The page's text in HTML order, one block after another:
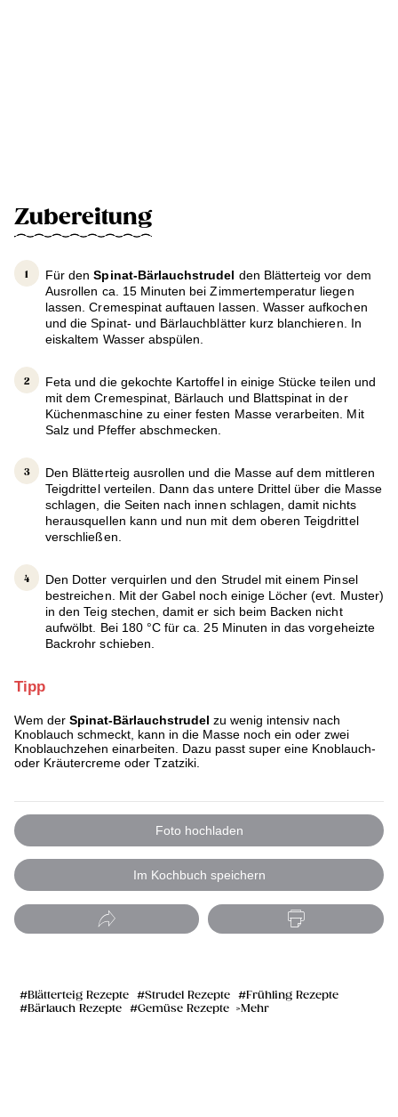
Zubereitung
Für denSpinat-Bärlauchstrudel den Blätterteig vor dem
Ausrollen ca. 15 Minuten bei Zimmertemperatur liegen
lassen. Cremespinat auftauen lassen. Wasser aufkochen
und die Spinat- und Bärlauchblätter kurz blanchieren. In
eiskaltem Wasser abspülen.
Feta und die gekochte Kartoffel in einige Stücke teilen und
mit dem Cremespinat, Bärlauch und Blattspinat in der
Küchenmaschine zu einer festen Masse verarbeiten. Mit
Salz und Pfeffer abschmecken.
Den Blätterteig ausrollen und die Masse auf dem mittleren
Teigdrittel verteilen. Dann das untere Drittel über die Masse
schlagen, die Seiten nach innen schlagen, damit nichts
herausquellen kann und nun mit dem oberen Teigdrittel
verschließen.
Den Dotter verquirlen und den Strudel mit einem Pinsel
bestreichen. Mit der Gabel noch einige Löcher (evt. Muster)
in den Teig stechen, damit er sich beim Backen nicht
aufwölbt. Bei 180 °C für ca. 25 Minuten in das vorgeheizte
Backrohr schieben.
Tipp
Wem der Spinat-Bärlauchstrudel zu wenig intensiv nach
Knoblauch schmeckt, kann in die Masse noch ein oder zwei
Knoblauchzehen einarbeiten. Dazu passt super eine Knoblauch-
oder Kräutercreme oder Tzatziki.
Foto hochladen
Im Kochbuch speichern
Blätterteig Rezepte Strudel Rezepte
Frühling Rezepte
Bärlauch Rezepte
Gemüse Rezepte Mehr